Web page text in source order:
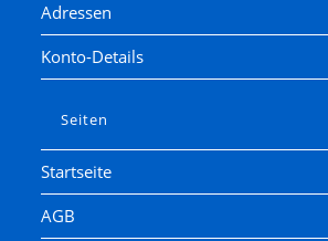
Adressen
Konto-Details
Seiten
Startseite
AGB